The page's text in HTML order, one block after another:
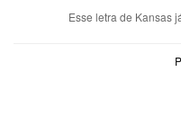
Esse letra de Kansas